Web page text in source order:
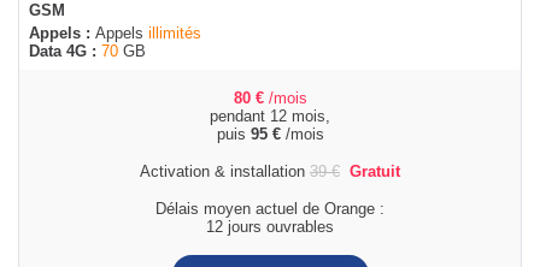
GSM
Appels : Appels illimités
Data 4G : 70 GB
80 € /mois
pendant 12 mois,
puis 95 €/mois
Activation & installation 39€ Gratuit
Délais moyen actuel de Orange :
12 jours ouvrables